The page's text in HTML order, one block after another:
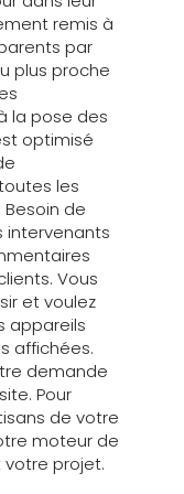
remis à
par
plus proche
la pose des
optimisé
les
de
intervenants
Vous
et voulez
appareils
affichées.
demande
Pour
de votre
moteur de
projet.